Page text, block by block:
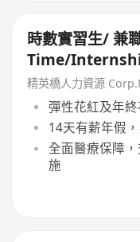
時數實習生/ 兼
Time/
精英橋人力資源
彈性花紅及年
14天有薪年假
全面醫療保障
施